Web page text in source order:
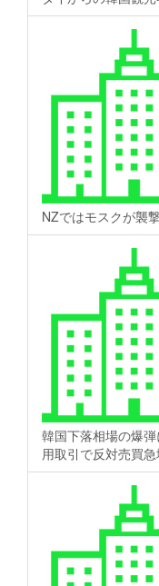
NZではモスクが襲
韓国下落相場の爆
用取引で反対売買